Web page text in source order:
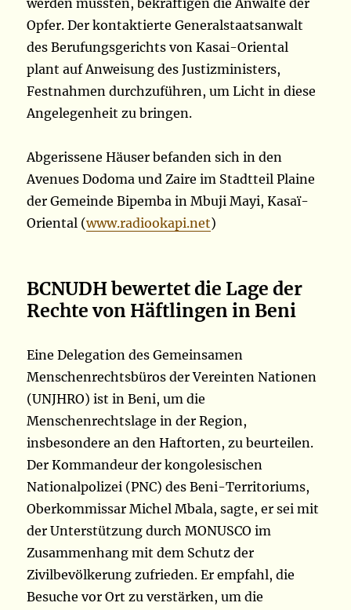
werden müssten, bekräftigen die Anwälte der
Opfer. Der kontaktierte Generalstaatsanwalt
des Berufungsgerichts von Kasai-Oriental
plant auf Anweisung des Justizministers,
Festnahmen durchzuführen, um Licht in diese
Angelegenheit zu bringen.
Abgerissene Häuser befanden sich in den
Avenues Dodoma und Zaire im Stadtteil Plaine
der Gemeinde Bipemba in Mbuji Mayi, Kasaï-
Oriental (www.radiookapi.net)
BCNUDH bewertet die Lage der
Rechte von Häftlingen in Beni
Eine Delegation des Gemeinsamen
Menschenrechtsbüros der Vereinten Nationen
(UNJHRO) ist in Beni, um die
Menschenrechtslage in der Region,
insbesondere an den Haftorten, zu beurteilen.
Der Kommandeur der kongolesischen
Nationalpolizei (PNC) des Beni-Territoriums,
Oberkommissar Michel Mbala, sagte, er sei mit
der Unterstützung durch MONUSCO im
Zusammenhang mit dem Schutz der
Zivilbevölkerung zufrieden. Er empfahl, die
Besuche vor Ort zu verstärken, um die